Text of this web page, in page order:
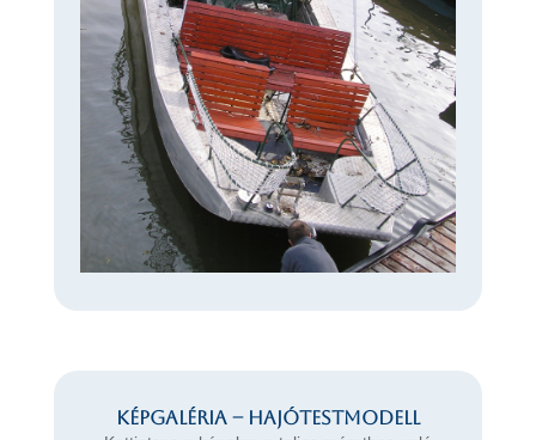
Képgaléria – Hajótestmodell